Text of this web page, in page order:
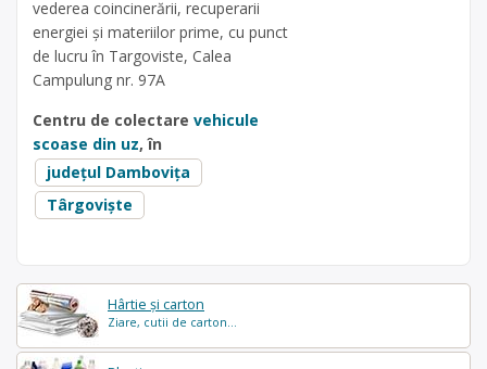
Hârtie și carton
Ziare, cutii de carton...
vederea coincinerării, recuperarii
energiei și materiilor prime, cu punct
de lucru în Targoviste, Calea
Campulung nr. 97A
Centru de colectare vehicule
scoase din uz, în
județul Dambovița
Târgoviște